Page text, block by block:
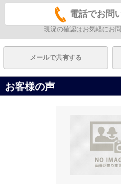
電話でお問
現況の確認はお気軽にお
メールで共有する
お客様の声